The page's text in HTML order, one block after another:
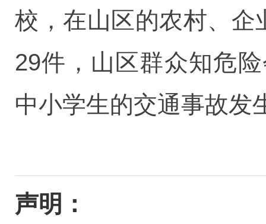
校，在山区的农村、企
29件，山区群众知危
中小学生的交通事故发
声明：